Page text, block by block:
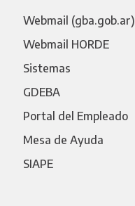
Webmail (gba.gob.ar)
Webmail HORDE
Sistemas
GDEBA
Portal del Empleado
Mesa de Ayuda
SIAPE